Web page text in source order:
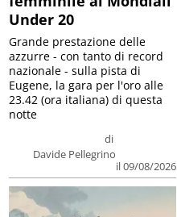
Under 20
di
Davide Pellegrino
il 09/08/2026
Grande prestazione delle
azzurre - con tanto di record
nazionale - sulla pista di
Eugene, la gara per l'oro alle
23.42 (ora italiana) di questa
notte